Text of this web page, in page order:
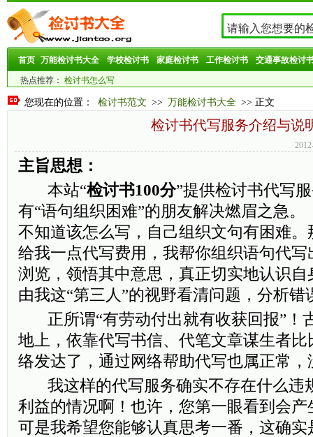
首页 万能检讨书大全 学校检讨书 家庭检讨书 工作检讨书 交通事故检讨
热点推荐： 检讨书怎么写
您现在的位置： 检讨书范文 >> 万能检讨书大全 >> 正文
检讨书代写服务介绍与说
主旨思想：
本站“检讨书100分”提供检讨书代写
有“语句组织困难”的朋友解决燃眉之急。
不知道该怎么写，自己组织文句有困难
给我一点代写费用，我帮你组织语句代
浏览，领悟其中意思，真正切实地认识
由我这“第三人”的视野看清问题，分析错
正所谓“有劳动付出就有收获回报”！
地上，依靠代写书信、代笔文章谋生者
络发达了，通过网络帮助代写也属正常
我这样的代写服务确实不存在什么违
利益的情况啊！也许，您第一眼看到会
可是我希望您能够认真思考一番，这确